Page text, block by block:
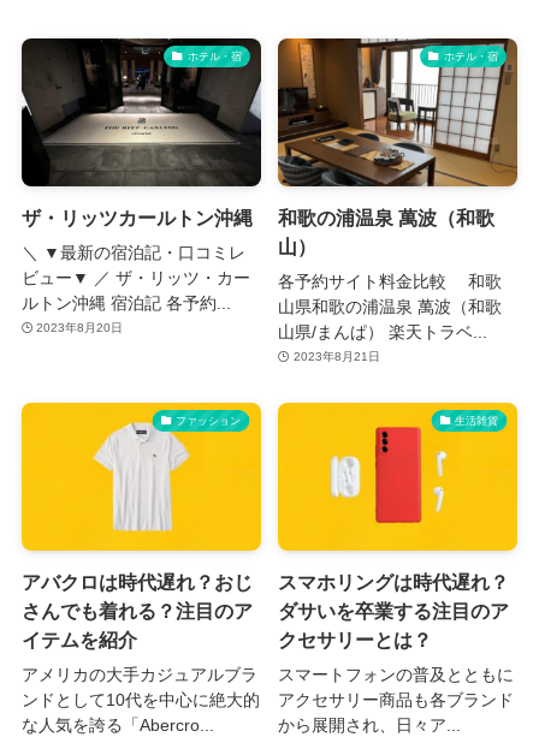
ホテル・宿
ザ・リッツカールトン沖縄
＼ ▼最新の宿泊記・口コミレ
ビュー▼ ／ ザ・リッツ・カー
ルトン沖縄 宿泊記 各予約...
2023年8月20日
ホテル・宿
和歌の浦温泉 萬波（和歌
山）
各予約サイト料金比較 和歌
山県和歌の浦温泉 萬波（和歌
山県/まんぱ） 楽天トラベ...
2023年8月21日
ファッション
アバクロは時代遅れ？おじ
さんでも着れる？注目のア
イテムを紹介
アメリカの大手カジュアルブラ
ンドとして10代を中心に絶大的
な人気を誇る「Abercro...
生活雑貨
スマホリングは時代遅れ？
ダサいを卒業する注目のア
クセサリーとは？
スマートフォンの普及とともに
アクセサリー商品も各ブランド
から展開され、日々ア...